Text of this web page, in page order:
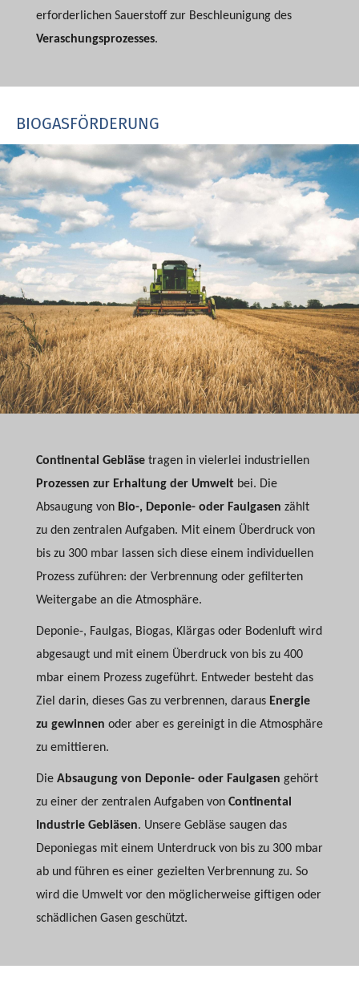
erforderlichen Sauerstoff zur Beschleunigung des
Veraschungsprozesses.
BIOGASFÖRDERUNG
Continental Gebläse tragen in vielerlei industriellen
Prozessen zur Erhaltung der Umwelt bei. Die
Absaugung von Bio-, Deponie- oder Faulgasen zählt
zu den zentralen Aufgaben. Mit einem Überdruck von
bis zu 300 mbar lassen sich diese einem individuellen
Prozess zuführen: der Verbrennung oder gefilterten
Weitergabe an die Atmosphäre.
Deponie-, Faulgas, Biogas, Klärgas oder Bodenluft wird
abgesaugt und mit einem Überdruck von bis zu 400
mbar einem Prozess zugeführt. Entweder besteht das
Ziel darin, dieses Gas zu verbrennen, daraus Energie
zu gewinnen oder aber es gereinigt in die Atmosphäre
zu emittieren.
Die Absaugung von Deponie- oder Faulgasen gehört
zu einer der zentralen Aufgaben von Continental
Industrie Gebläsen. Unsere Gebläse saugen das
Deponiegas mit einem Unterdruck von bis zu 300 mbar
ab und führen es einer gezielten Verbrennung zu. So
wird die Umwelt vor den möglicherweise giftigen oder
schädlichen Gasen geschützt.